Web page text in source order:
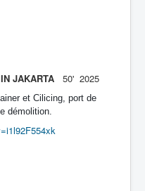
JAKARTA 50' 2025
et Cilicing, port de
démolition.